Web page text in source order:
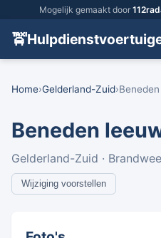
Mogelijk gemaakt door
🚖
Home›Gelderland-Zuid›
Beneden
Gelderland-Zuid ·
Wijziging voorstellen